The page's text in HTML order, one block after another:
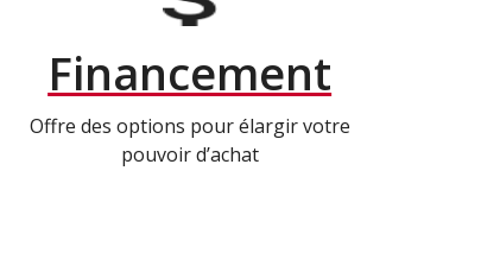
Financement
Offre des options pour élargir votre
pouvoir d’achat